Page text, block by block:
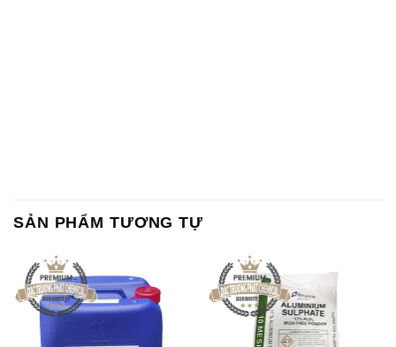
SẢN PHẨM TƯƠNG TỰ